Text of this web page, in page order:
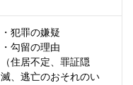
・犯罪の嫌疑
・勾留の理由
（住居不定、罪証隠
滅、逃亡のおそれのい